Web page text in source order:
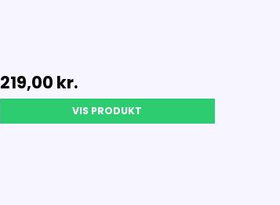
219,00 kr.
VIS PRODUKT